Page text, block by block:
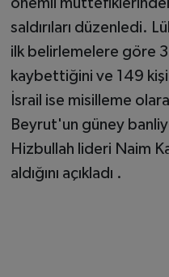
saldırıları düzenledi.
ilk belirlemelere göre
kaybettiğini ve 149
İsrail ise misilleme
Beyrut'un güney
Hizbullah lideri Naim
aldığını açıkladı .